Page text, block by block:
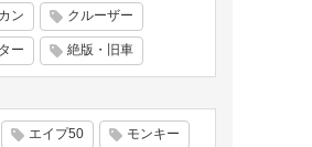
ン クルーザー
ー 絶版・旧車
エイプ50 モンキー